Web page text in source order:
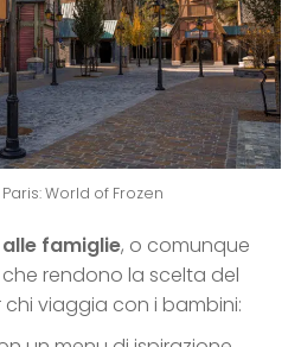
World of Frozen
famiglie, o comunque
rendono la scelta del
chi viaggia con i bambini: